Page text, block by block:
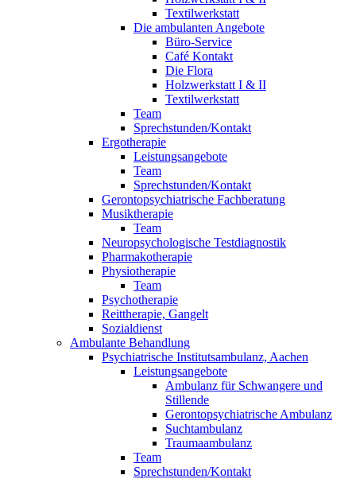
Textilwerkstatt
Die ambulanten Angebote
Büro-Service
Café Kontakt
Die Flora
Holzwerkstatt I & II
Textilwerkstatt
Team
Sprechstunden/Kontakt
Ergotherapie
Leistungsangebote
Team
Sprechstunden/Kontakt
Gerontopsychiatrische Fachberatung
Musiktherapie
Team
Neuropsychologische Testdiagnostik
Pharmakotherapie
Physiotherapie
Team
Psychotherapie
Reittherapie, Gangelt
Sozialdienst
Ambulante Behandlung
Psychiatrische Institutsambulanz, Aachen
Leistungsangebote
Ambulanz für Schwangere und
Stillende
Gerontopsychiatrische Ambulanz
Suchtambulanz
Traumaambulanz
Team
Sprechstunden/Kontakt